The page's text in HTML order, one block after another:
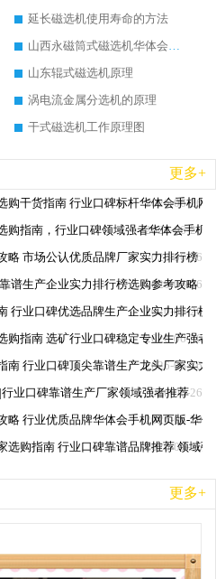
延长磁选机使用寿命的方法
山西永磁筒式磁选机华体会手机网页版-华体会(中国)
山东辊式磁选机原理
涡电流金属分选机的原理
干式磁选机工作原理图
更多+
2026-06-26
购干货指南 行业口碑标杆华体会手机网
2026-06-26
购指南，行业口碑领域强者华体会手机
2026-06-26
略 市场公认优质品牌厂家实力排行榜
2026-06-26
谱生产企业实力排行榜选购参考攻略
2026-06-26
行业口碑优选品牌生产企业实力排行榜
2026-06-26
购指南 选矿行业口碑稳定专业生产强者
2026-06-26
南 行业口碑顶尖靠谱生产龙头厂家实力
2026-06-26
业口碑靠谱生产厂家领域强者推荐
2026-06-26
略 行业优质品牌华体会手机网页版-华
2026-06-26
选购指南 行业口碑靠谱品牌推荐 领域
更多+